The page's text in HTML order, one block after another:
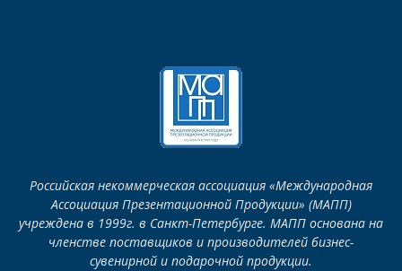
Российская некоммерческая ассоциация «Международная
Ассоциация Презентационной Продукции» (МАПП)
учреждена в 1999г. в Санкт-Петербурге. МАПП основана на
членстве поставщиков и производителей бизнес-
сувенирной и подарочной продукции.